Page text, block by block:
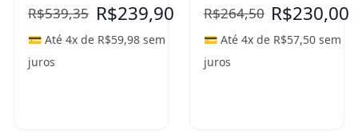
R$539,35 R$239,90
💳 Até 4x de R$59,98 sem
juros
R$264,50 R$230,00
💳 Até 4x de R$57,50sem
juros